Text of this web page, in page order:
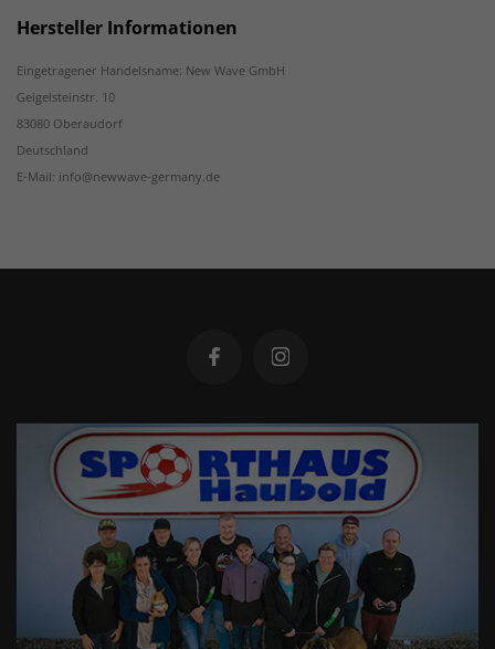
Hersteller Informationen
Eingetragener Handelsname: New Wave GmbH
Geigelsteinstr. 10
83080 Oberaudorf
Deutschland
E-Mail: info@newwave-germany.de